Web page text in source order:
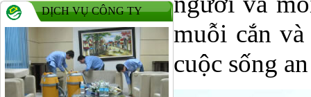
DỊCH VỤ CÔNG TY
muỗi cắn
cuộc sống